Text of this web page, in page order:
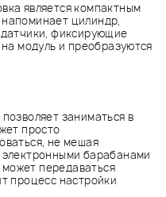
является компактным
цилиндр,
датчики, фиксирующие
модуль и преобразуются
заниматься в
просто
не мешая
барабанами
может передаваться
процесс настройки